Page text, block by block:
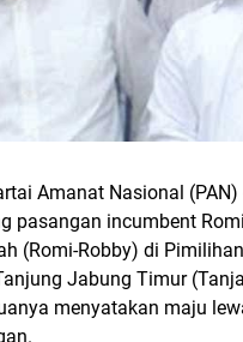
Amanat Nasional
pasangan incumbent
(Romi-Robby) di
Jabung Timur
menyatakan maju